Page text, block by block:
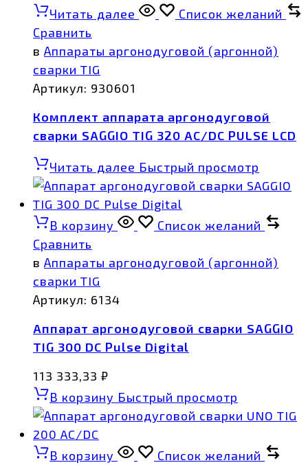
Читать далее
Список желаний
Сравнить
в Аппараты аргонодуговой (аргонной)
сварки TIG
Артикул: 930601
Комплект аппарата аргонодуговой
сварки SAGGIO TIG 320 AC/DC PULSE LCD
Читать далее Быстрый просмотр
В корзину
Список желаний
Сравнить
в Аппараты аргонодуговой (аргонной)
сварки TIG
Артикул: 6134
Аппарат аргонодуговой сварки SAGGIO
TIG 300 DC Pulse Digital
113 333,33 ₽
В корзину Быстрый просмотр
В корзину
Список желаний